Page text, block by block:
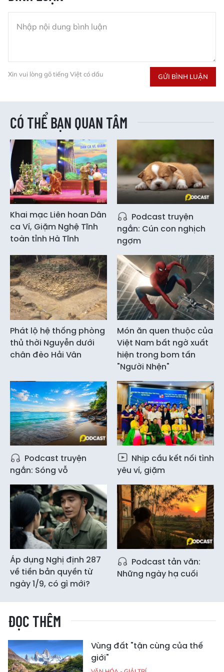
Xin vui lòng gõ tiếng Việt có dấu GỬI BÌNH LUẬN
CÓ THỂ BẠN QUAN TÂM
Khai mạc Liên hoan Dân
ca Ví, Giặm Nghệ Tĩnh
toàn tỉnh Hà Tĩnh
Podcast truyện
ngắn: Cún con nghịch
ngợm
Phát lộ hệ thống phòng
thủ thời Nguyễn dưới
chân đèo Hải Vân
Món ăn quen thuộc của
Việt Nam bất ngờ xuất
hiện trong bom tấn
"Người Nhện"
Podcast truyện
ngắn: Sóng vỗ
Nhịp cầu kết nối tình
yêu ví, giặm
Áp dụng Nghị định 287
về tiền bản quyền từ
ngày 1/9, có gì mới?
Podcast tản văn:
Những ngày hạ cuối
ĐỌC THÊM
Vùng đất "tận cùng của thế
giới"